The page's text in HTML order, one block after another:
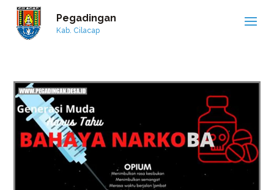
Pegadingan
Kab. Cilacap